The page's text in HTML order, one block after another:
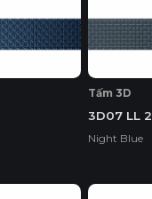
Tấm 3D
3D07 LL
Night Blue